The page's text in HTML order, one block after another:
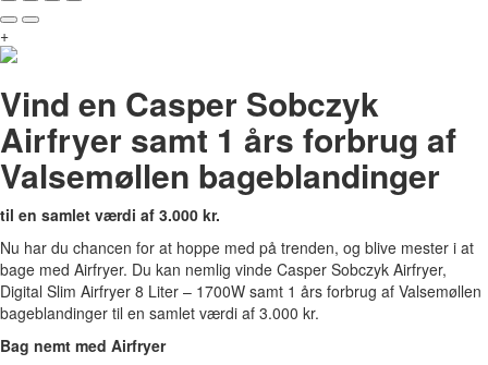
+
Vind en Casper Sobczyk
Airfryer samt 1 års forbrug af
Valsemøllen bageblandinger
til en samlet værdi af 3.000 kr.
Nu har du chancen for at hoppe med på trenden, og blive mester i at
bage med Airfryer. Du kan nemlig vinde Casper Sobczyk Airfryer,
Digital Slim Airfryer 8 Liter – 1700W samt 1 års forbrug af Valsemøllen
bageblandinger til en samlet værdi af 3.000 kr.
Bag nemt med Airfryer